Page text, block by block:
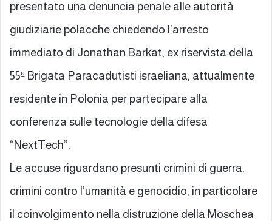
presentato una denuncia penale alle autorità
giudiziarie polacche chiedendo l’arresto
immediato di Jonathan Barkat, ex riservista della
55ª Brigata Paracadutisti israeliana, attualmente
residente in Polonia per partecipare alla
conferenza sulle tecnologie della difesa
“NextTech”.
Le accuse riguardano presunti crimini di guerra,
crimini contro l’umanità e genocidio, in particolare
il coinvolgimento nella distruzione della Moschea